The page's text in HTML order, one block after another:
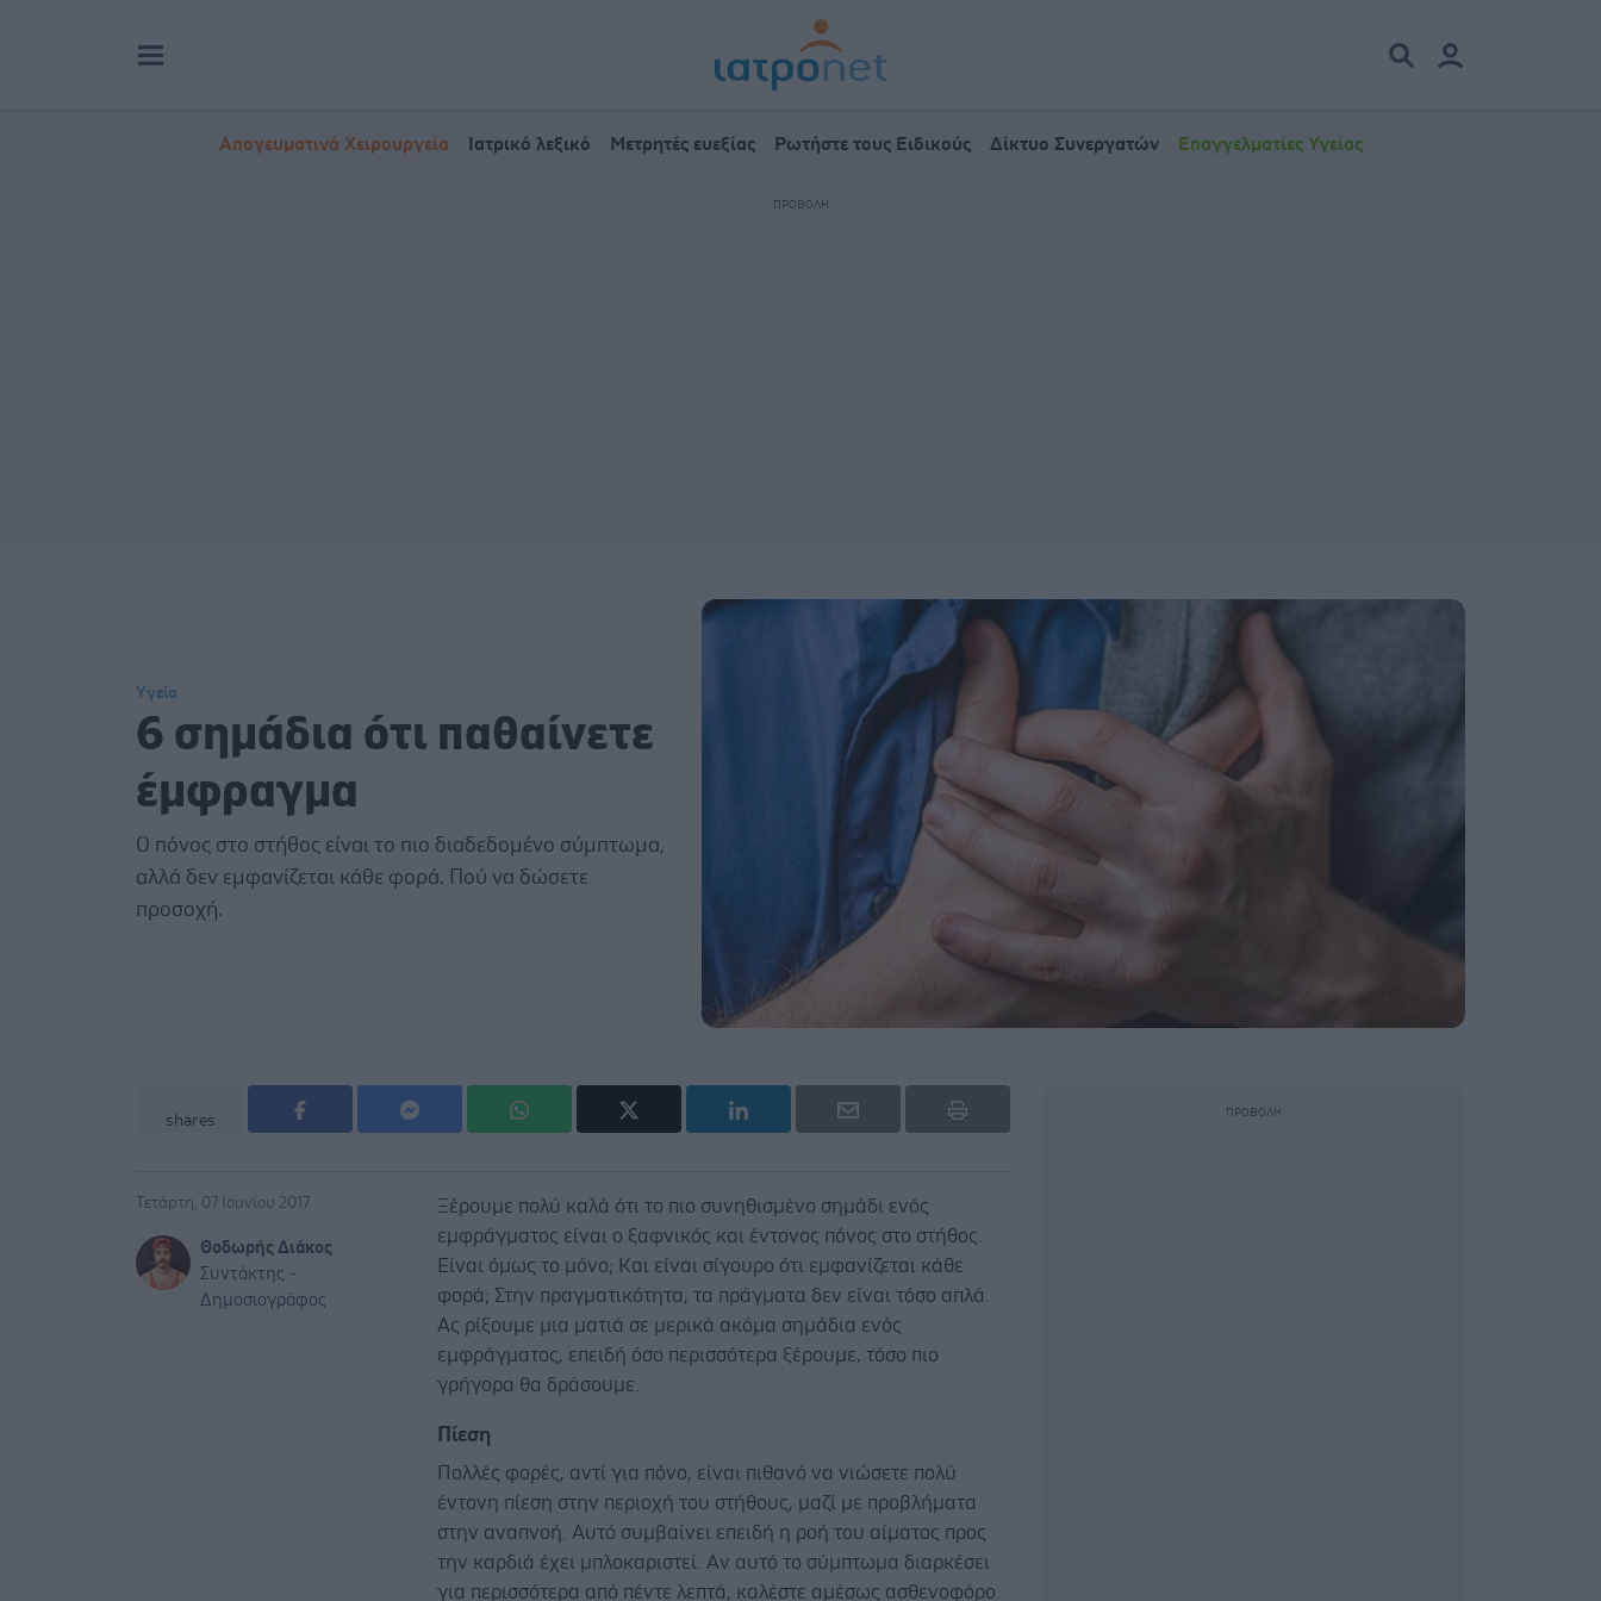
Απογευματινά Χειρουργεία Ιατρικό λεξικό Μετρητές ευεξίας Ρωτήστε τους Ειδικούς Δίκτυο Συνεργατών Επαγγελματίες Υγείας
Υγεία
6 σημάδια ότι παθαίνετε
έμφραγμα
Ο πόνος στο στήθος είναι το πιο διαδεδομένο σύμπτωμα,
αλλά δεν εμφανίζεται κάθε φορά. Πού να δώσετε
προσοχή.
shares
Τετάρτη, 07 Ιουνίου 2017
Θοδωρής Διάκος
Συντάκτης -
Δημοσιογράφος
Ξέρουμε πολύ καλά ότι το πιο συνηθισμένο σημάδι ενός
εμφράγματος είναι ο ξαφνικός και έντονος πόνος στο στήθος.
Είναι όμως το μόνο; Και είναι σίγουρο ότι εμφανίζεται κάθε
φορά; Στην πραγματικότητα, τα πράγματα δεν είναι τόσο απλά.
Ας ρίξουμε μια ματιά σε μερικά ακόμα σημάδια ενός
εμφράγματος, επειδή όσο περισσότερα ξέρουμε, τόσο πιο
γρήγορα θα δράσουμε.
Πίεση
Πολλές φορές, αντί για πόνο, είναι πιθανό να νιώσετε πολύ
έντονη πίεση στην περιοχή του στήθους, μαζί με προβλήματα
στην αναπνοή. Αυτό συμβαίνει επειδή η ροή του αίματος προς
την καρδιά έχει μπλοκαριστεί. Αν αυτό το σύμπτωμα διαρκέσει
για περισσότερα από πέντε λεπτά, καλέστε αμέσως ασθενοφόρο.